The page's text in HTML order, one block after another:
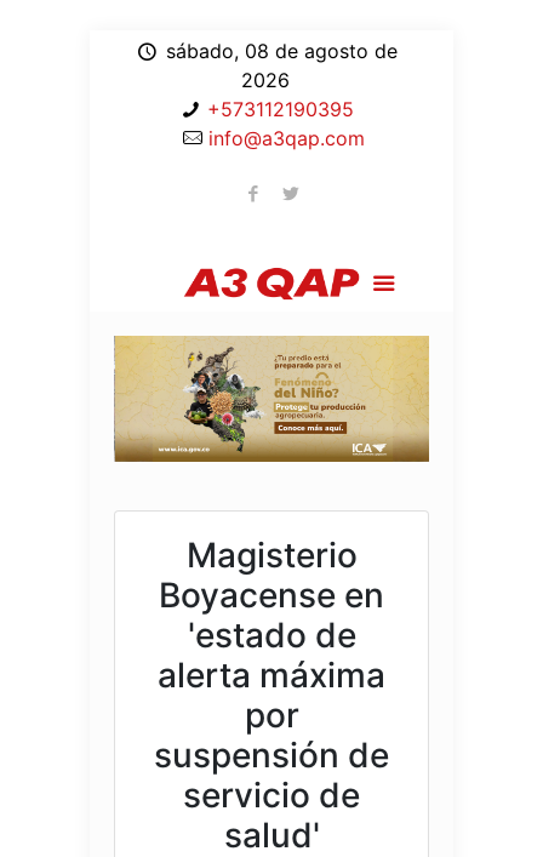
sábado, 08 de agosto de
2026
+573112190395
info@a3qap.com
Magisterio
Boyacense en
'estado de
alerta máxima
por
suspensión de
servicio de
salud'